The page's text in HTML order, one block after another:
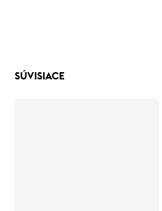
SÚVISIACE